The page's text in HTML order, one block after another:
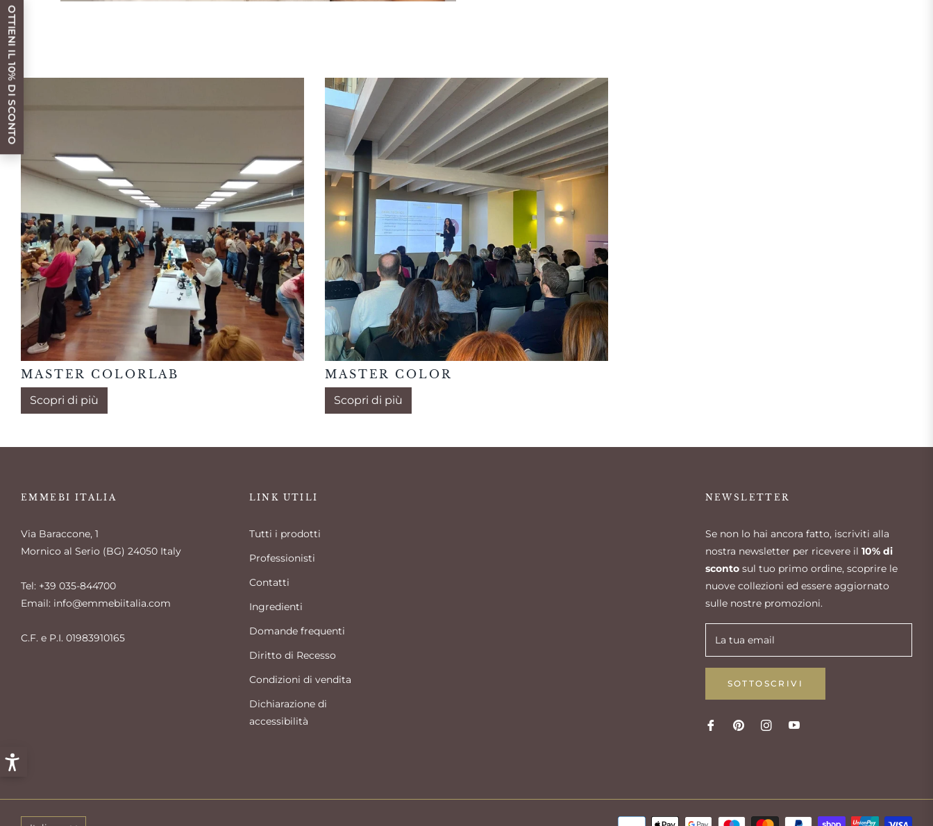
OTTIENI IL 10% DI SCONTO
MASTER COLORLAB
Scopri di più
MASTER COLOR
Scopri di più
EMMEBI ITALIA
Via Baraccone, 1
Mornico al Serio (BG) 24050 Italy
Tel: +39 035-844700
Email: info@emmebiitalia.com
C.F. e P.I. 01983910165
LINK UTILI
Tutti i prodotti
Professionisti
Contatti
Ingredienti
Domande frequenti
Diritto di Recesso
Condizioni di vendita
Dichiarazione di
accessibilità
NEWSLETTER
Se non lo hai ancora fatto, iscriviti alla
nostra newsletter per ricevere il 10% di
scontosul tuo primo ordine, scoprire le
nuove collezioni ed essere aggiornato
sulle nostre promozioni.
La tua email
SOTTOSCRIVI
OTTIENI IL 10% DI SCONTO